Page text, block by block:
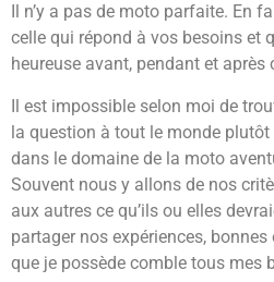
Il n’y a pas de moto parfaite. En
celle qui répond à vos besoins et
heureuse avant, pendant et après
Il est impossible selon moi de
la question à tout le monde plutôt
dans le domaine de la moto
Souvent nous y allons de nos
aux autres ce qu’ils ou elles
partager nos expériences,
que je possède comble tous mes